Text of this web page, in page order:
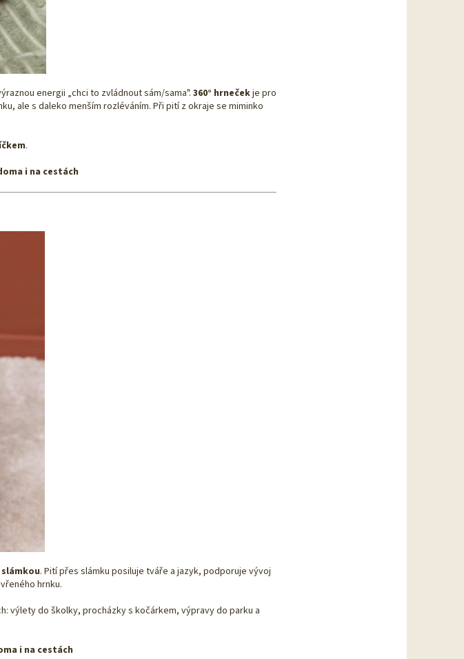
energii „chci to zvládnout sám/sama". 360° hrnečekje pro
ale s daleko menším rozléváním. Při pití z okraje se miminko
.
i na cestách
. Pití přes slámku posiluje tváře a jazyk, podporuje vývoj
hrnku.
výlety do školky, procházky s kočárkem, výpravy do parku a
i na cestách